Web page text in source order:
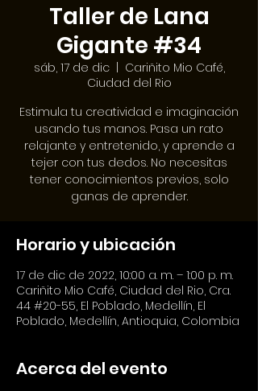
Taller de Lana
Gigante #34
sáb, 17 de dic
  |
Cariñito Mio Café,
Ciudad del Rio
Estimula tu creatividad e imaginación
usando tus manos. Pasa un rato
relajante y entretenido, y aprende a
tejer con tus dedos. No necesitas
tener conocimientos previos, solo
ganas de aprender.
Horario y ubicación
17 de dic de 2022, 10:00 a. m. – 1:00 p. m.
Cariñito Mio Café, Ciudad del Rio, Cra.
44 #20-55, El Poblado, Medellín, El
Poblado, Medellín, Antioquia, Colombia
Acerca del evento